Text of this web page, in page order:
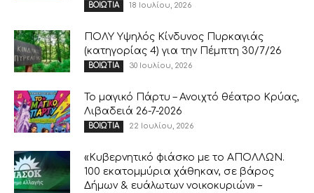
ΒΟΙΩΤΙΑ 18 Ιουλίου, 2026
ΠΟΛΥ Υψηλός Κίνδυνος Πυρκαγιάς
(κατηγορίας 4) για την Πέμπτη 30/7/26
ΒΟΙΩΤΙΑ 30 Ιουλίου, 2026
Το μαγικό Πάρτυ – Ανοιχτό θέατρο Κρύας,
Λιβαδειά 26-7-2026
ΒΟΙΩΤΙΑ 22 Ιουλίου, 2026
«Κυβερνητικό φιάσκο με το ΑΠΟΛΛΩΝ.
100 εκατομμύρια χάθηκαν, σε βάρος
Δήμων & ευάλωτων νοικοκυριών» –